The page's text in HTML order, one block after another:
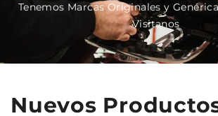
Tenemos Marcas Originales y
Visitanos
Nuevos